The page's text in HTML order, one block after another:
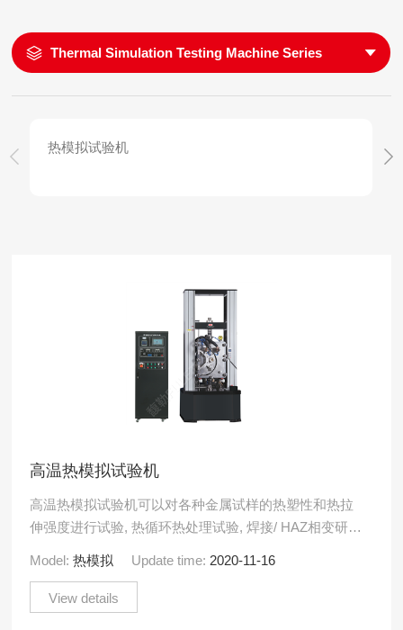
Thermal Simulation Testing Machine Series
热模拟试验机
高温热模拟试验机
高温热模拟试验机可以对各种金属试样的热塑性和热拉
伸强度进行试验, 热循环热处理试验, 焊接/ HAZ相变研
Model:热模拟 Update time: 2020-11-16
View details